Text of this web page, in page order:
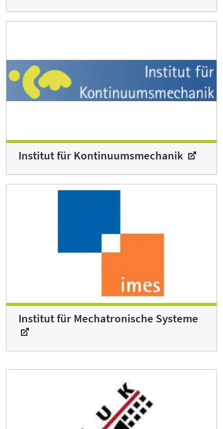
Institut für Kontinuumsmechanik
Institut für Mechatronische Systeme